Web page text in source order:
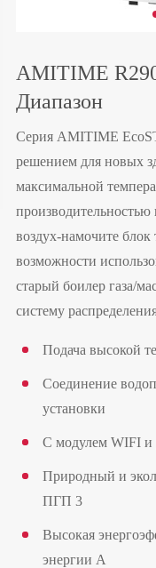
AMITIME
Диапазон
Серия AMITIME
решением для новых
максимальной
производительностью
воздух-намочите блок
возможности
старый боилер газа/
систему
Подача высокой
Соединение
установки
С модулем WIFI и
Природный и
ПГП 3
Высокая
энергии А